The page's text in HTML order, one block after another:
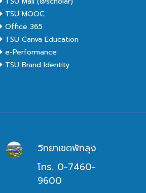
TSU MOOC
Office 365
TSU Canva Education
e-Performance
TSU Brand Identity
วิทยาเขตพัทลุง
โทร. 0-7460-
9600